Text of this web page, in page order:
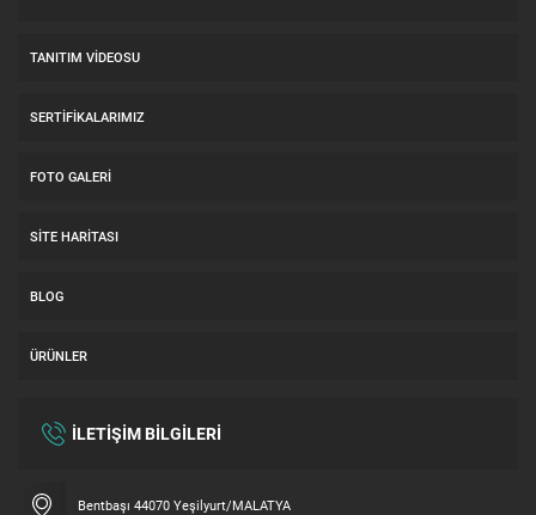
TANITIM VIDEOSU
SERTIFIKALARIMIZ
FOTO GALERI
SITE HARITASI
BLOG
ÜRÜNLER
İLETİŞİM BİLGİLERİ
Bentbaşı 44070 Yeşilyurt/MALATYA